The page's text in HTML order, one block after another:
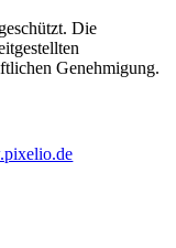
Die
Genehmigung.